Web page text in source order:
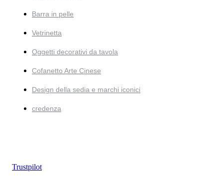
Barra in pelle
Vetrinetta
Oggetti decorativi da tavola
Cofanetto Arte Cinese
Design della sedia e marchi iconici
credenza
Trustpilot